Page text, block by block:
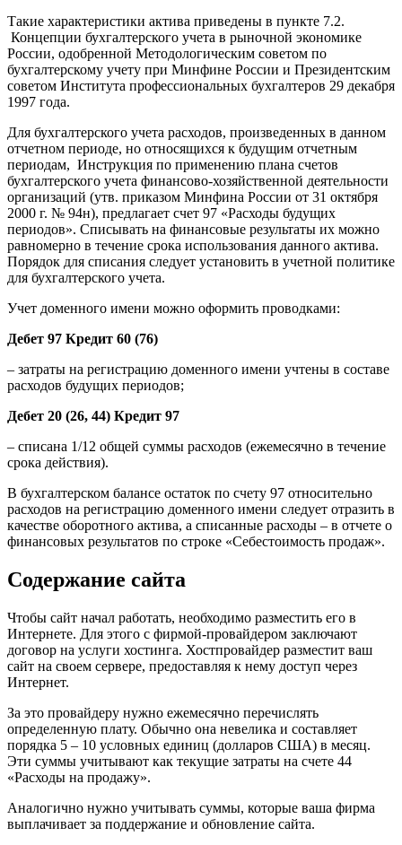
Такие характеристики актива приведены в пункте 7.2.
Концепции бухгалтерского учета в рыночной экономике
России, одобренной Методологическим советом по
бухгалтерскому учету при Минфине России и Президентским
советом Института профессиональных бухгалтеров 29 декабря
1997 года.
Для бухгалтерского учета расходов, произведенных в данном
отчетном периоде, но относящихся к будущим отчетным
периодам, Инструкция по применению плана счетов
бухгалтерского учета финансово-хозяйственной деятельности
организаций (утв. приказом Минфина России от 31 октября
2000 г. № 94н), предлагает счет 97 «Расходы будущих
периодов». Списывать на финансовые результаты их можно
равномерно в течение срока использования данного актива.
Порядок для списания следует установить в учетной политике
для бухгалтерского учета.
Учет доменного имени можно оформить проводками:
Дебет 97 Кредит 60 (76)
– затраты на регистрацию доменного имени учтены в составе
расходов будущих периодов;
Дебет 20 (26, 44) Кредит 97
– списана 1/12 общей суммы расходов (ежемесячно в течение
срока действия).
В бухгалтерском балансе остаток по счету 97 относительно
расходов на регистрацию доменного имени следует отразить в
качестве оборотного актива, а списанные расходы – в отчете о
финансовых результатов по строке «Себестоимость продаж».
Содержание сайта
Чтобы сайт начал работать, необходимо разместить его в
Интернете. Для этого с фирмой-провайдером заключают
договор на услуги хостинга. Хостпровайдер разместит ваш
сайт на своем сервере, предоставляя к нему доступ через
Интернет.
За это провайдеру нужно ежемесячно перечислять
определенную плату. Обычно она невелика и составляет
порядка 5 – 10 условных единиц (долларов США) в месяц.
Эти суммы учитывают как текущие затраты на счете 44
«Расходы на продажу».
Аналогично нужно учитывать суммы, которые ваша фирма
выплачивает за поддержание и обновление сайта.